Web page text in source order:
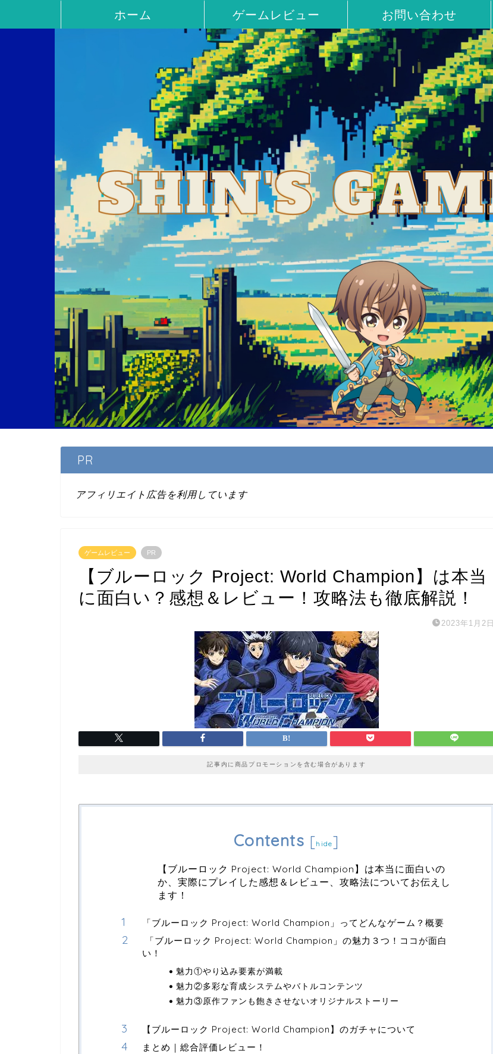
ホーム ゲームレビュー お問い合わせ
PR
アフィリエイト広告を利用しています
ゲームレビュー PR
【ブルーロック Project: World Champion】は本当
に面白い？感想＆レビュー！攻略法も徹底解説！
2023年1月2日
記事内に商品プロモーションを含む場合があります
Contents [hide]
【ブルーロック Project: World Champion】は本当に面白いの
か、実際にプレイした感想＆レビュー、攻略法についてお伝えし
ます！
「ブルーロック Project: World Champion」ってどんなゲーム？概要
「ブルーロック Project: World Champion」の魅力３つ！ココが面白
い！
魅力①やり込み要素が満載
魅力②多彩な育成システムやバトルコンテンツ
魅力③原作ファンも飽きさせないオリジナルストーリー
【ブルーロック Project: World Champion】のガチャについて
まとめ｜総合評価レビュー！